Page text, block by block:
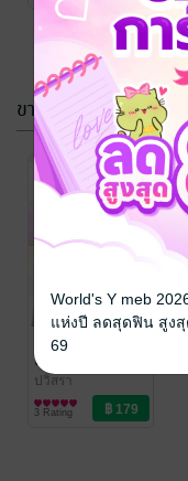
ขายดี
เล่ห์รักร้อย
ดวงใจ
ปวิสรา
นิยายโรมานซ์
3 Rating
World's Y meb
แห่งปี ลดสุดฟิน สูงสุ
69